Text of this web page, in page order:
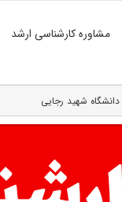
مشاوره کارشناسی ارشد